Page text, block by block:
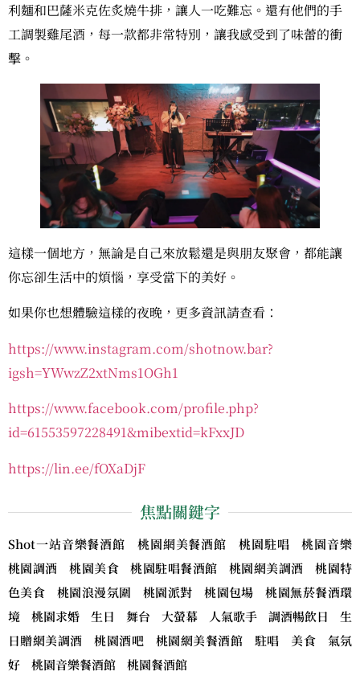
利麵和巴薩米克佐炙燒牛排，讓人一吃難忘。還有他們的手
工調製雞尾酒，每一款都非常特別，讓我感受到了味蕾的衝
擊。
這樣一個地方，無論是自己來放鬆還是與朋友聚會，都能讓
你忘卻生活中的煩惱，享受當下的美好。
如果你也想體驗這樣的夜晚，更多資訊請查看：
https://www.instagram.com/shotnow.bar?
igsh=YWwzZ2xtNms1OGh1
https://www.facebook.com/profile.php?
id=61553597228491&mibextid=kFxxJD
https://lin.ee/fOXaDjF
焦點關鍵字
Shot一站音樂餐酒館 桃園網美餐酒館 桃園駐唱 桃園音樂
桃園調酒 桃園美食 桃園駐唱餐酒館 桃園網美調酒 桃園特
色美食 桃園浪漫氛圍 桃園派對 桃園包場 桃園無菸餐酒環
境 桃園求婚 生日 舞台 大螢幕 人氣歌手 調酒暢飲日 生
日贈網美調酒 桃園酒吧 桃園網美餐酒館 駐唱 美食 氣氛
好 桃園音樂餐酒館 桃園餐酒館